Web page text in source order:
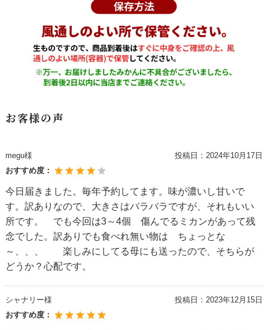
お客様の声
megu様 投稿日： 2024年10月17日
おすすめ度：
今日届きました。毎年予約してます。味が濃いし甘いで
す。訳ありなので、大きさはバラバラですが、それもいい
所です。 でも今回は3～4個 傷んでるミカンがあって残
念でした。訳ありでも食べれ無い物は ちょっとな
～、、、 楽しみにしてる母にも送ったので、そちらが
どうか？心配です。
シャナリー様 投稿日： 2023年12月15日
おすすめ度：